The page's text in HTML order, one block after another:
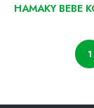
HAMAKY BEBE
1